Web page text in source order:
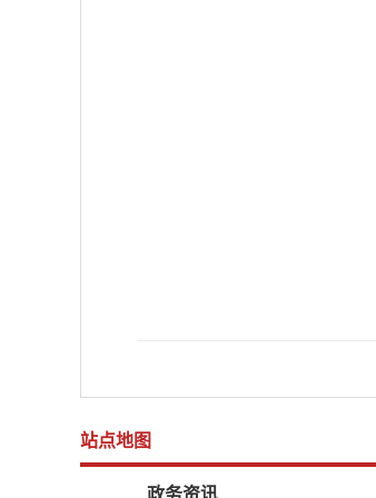
站点地图
政务资讯